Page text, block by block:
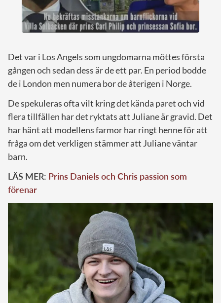
Det var i Los Angels som ungdomarna möttes första
gången och sedan dess är de ett par. En period bodde
de i London men numera bor de återigen i Norge.
De spekuleras ofta vilt kring det kända paret och vid
flera tillfällen har det ryktats att Juliane är gravid. Det
har hänt att modellens farmor har ringt henne för att
fråga om det verkligen stämmer att Juliane väntar
barn.
LÄS MER: Prins Daniels och Chris passion som
förenar